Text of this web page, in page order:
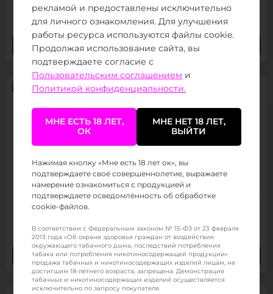
1 149 ₽/ 640(от 800 тыс.
Заказать сейчас Заказать в Telegram
РАСПРОДАЖА
Joyetech Teros One Pod Kit
Товар в наличии
Заказать сейчас Заказать в Telegram
рекламой и предоставлены исключительно
для личного ознакомления. Для улучшения
работы ресурса используются файлы cookie.
Продолжая использование сайта, вы
подтверждаете согласие с
Пользовательским соглашением и
Политикой конфиденциальности.
МНЕ ЕСТЬ 18 ЛЕТ,
ОК
МНЕ НЕТ 18 ЛЕТ,
ВЫЙТИ
Нажимая кнопку «Мне есть 18 лет ок», вы
подтверждаете своё совершеннолетие, выражаете
намерение ознакомиться с продукцией и
подтверждаете осведомлённость об обработке
cookie-файлов.
В соответствии с Федеральным законом № 15-ФЗ от 23 февраля
2013 года «Об охране здоровья граждан от воздействия
окружающего табачного дыма, последствий потребления
табака или потребления никотиносодержащей продукции»
продажа табачных и никотиносодержащих изделий лицам, не
достигшим 18-летнего возраста, запрещена. Демонстрация
табачных и никотиносодержащих изделий осуществляется
исключительно по запросу покупателя.